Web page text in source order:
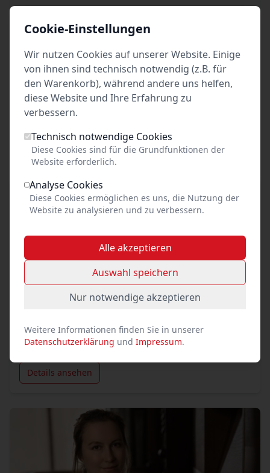
weitere
Produktionen des
Veranstalters
»Europäische Begegnungen«. Lübecker
Orgelsommer im Dom
Details ansehen
Cookie-Einstellungen
Wir nutzen Cookies auf unserer Website. Einige
von ihnen sind technisch notwendig (z.B. für
den Warenkorb), während andere uns helfen,
diese Website und Ihre Erfahrung zu
verbessern.
Technisch notwendige Cookies
Diese Cookies sind für die Grundfunktionen der
Website erforderlich.
Analyse Cookies
Diese Cookies ermöglichen es uns, die Nutzung der
Website zu analysieren und zu verbessern.
Alle akzeptieren
Auswahl speichern
Nur notwendige akzeptieren
Weitere Informationen finden Sie in unserer
Datenschutzerklärung und Impressum.